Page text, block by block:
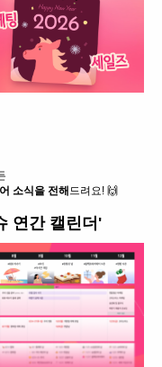
무료로 시작하기
로 시작하기
소식을 전해 드려요! 🙌
연간 캘린더'